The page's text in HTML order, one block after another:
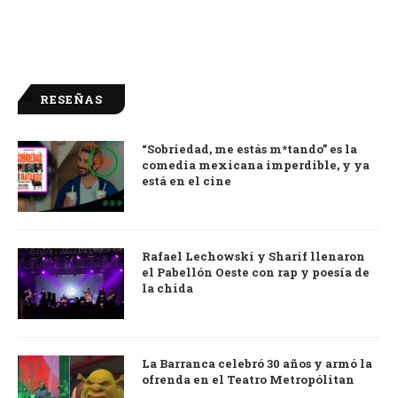
RESEÑAS
9.0
“Sobriedad, me estás m*tando” es la
comedia mexicana imperdible, y ya
está en el cine
Rafael Lechowski y Sharif llenaron
el Pabellón Oeste con rap y poesía de
la chida
La Barranca celebró 30 años y armó la
ofrenda en el Teatro Metropólitan